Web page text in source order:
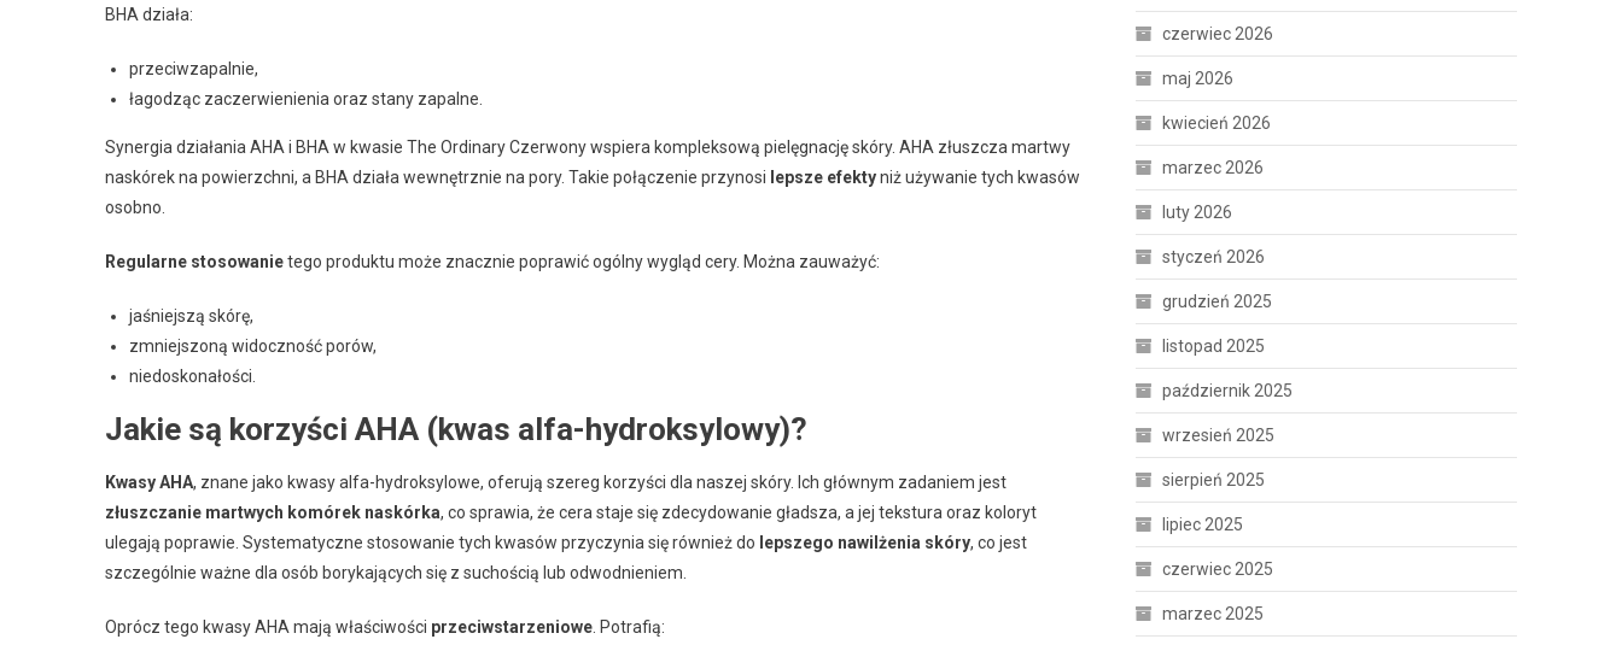
BHA działa:
przeciwzapalnie,
łagodząc zaczerwienienia oraz stany zapalne.
Synergia działania AHA i BHA w kwasie The Ordinary Czerwony wspiera kompleksową pielęgnację skóry. AHA złuszcza martwy
naskórek na powierzchni, a BHA działa wewnętrznie na pory. Takie połączenie przynosi lepsze efektyniż używanie tych kwasów
osobno.
Regularne stosowanietego produktu może znacznie poprawić ogólny wygląd cery. Można zauważyć:
jaśniejszą skórę,
zmniejszoną widoczność porów,
niedoskonałości.
Jakie są korzyści AHA (kwas alfa-hydroksylowy)?
Kwasy AHA, znane jako kwasy alfa-hydroksylowe, oferują szereg korzyści dla naszej skóry. Ich głównym zadaniem jest
złuszczanie martwych komórek naskórka, co sprawia, że cera staje się zdecydowanie gładsza, a jej tekstura oraz koloryt
ulegają poprawie. Systematyczne stosowanie tych kwasów przyczynia się również do lepszego nawilżenia skóry, co jest
szczególnie ważne dla osób borykających się z suchością lub odwodnieniem.
Oprócz tego kwasy AHA mają właściwości przeciwstarzeniowe . Potrafią:
czerwiec 2026
maj 2026
kwiecień 2026
marzec 2026
luty 2026
styczeń 2026
grudzień 2025
listopad 2025
październik 2025
wrzesień 2025
sierpień 2025
lipiec 2025
czerwiec 2025
marzec 2025